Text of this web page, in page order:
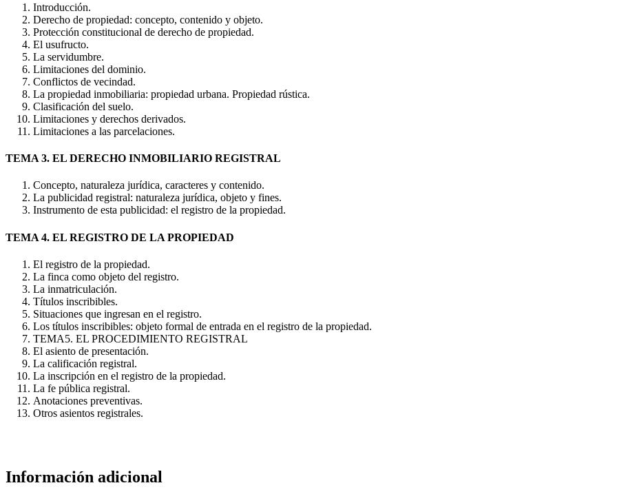
Introducción.
Derecho de propiedad: concepto, contenido y objeto.
Protección constitucional de derecho de propiedad.
El usufructo.
La servidumbre.
Limitaciones del dominio.
Conflictos de vecindad.
La propiedad inmobiliaria: propiedad urbana. Propiedad rústica.
Clasificación del suelo.
Limitaciones y derechos derivados.
Limitaciones a las parcelaciones.
TEMA 3. EL DERECHO INMOBILIARIO REGISTRAL
Concepto, naturaleza jurídica, caracteres y contenido.
La publicidad registral: naturaleza jurídica, objeto y fines.
Instrumento de esta publicidad: el registro de la propiedad.
TEMA 4. EL REGISTRO DE LA PROPIEDAD
El registro de la propiedad.
La finca como objeto del registro.
La inmatriculación.
Títulos inscribibles.
Situaciones que ingresan en el registro.
Los títulos inscribibles: objeto formal de entrada en el registro de la propiedad.
TEMA5. EL PROCEDIMIENTO REGISTRAL
El asiento de presentación.
La calificación registral.
La inscripción en el registro de la propiedad.
La fe pública registral.
Anotaciones preventivas.
Otros asientos registrales.
Información adicional